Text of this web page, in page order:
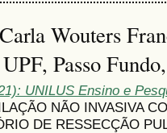
Wouters
Passo
UNILUS Ensino e
NÃO INVASIVA
DE RESSECÇÃO